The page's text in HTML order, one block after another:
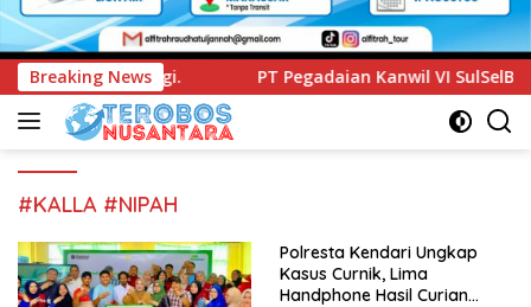
Breaking News
PT Pegadaian Kanwil VI SulSelBarRa Maluku Luncurkan
#KALLA #NIPAH
Polresta Kendari Ungkap
Kasus Curnik, Lima
Handphone Hasil Curian